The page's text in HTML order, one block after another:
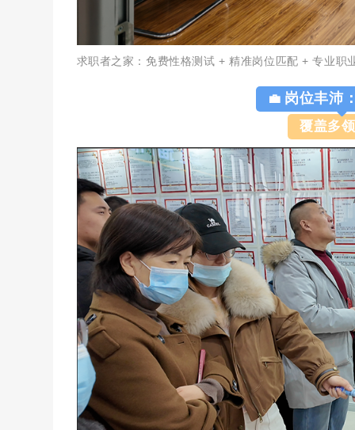
求职者之家：免费性格测试 + 精准岗位匹配 + 专业职
💼 岗位丰沛
覆盖多